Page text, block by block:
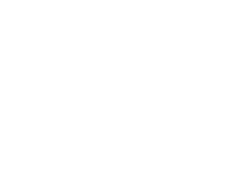
recherche